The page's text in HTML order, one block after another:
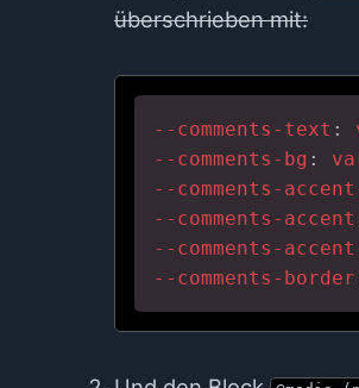
überschrieben mit:
--comments-text :
--comments-bg :
--comments-
--comments-accent
--comments-
--comments-border